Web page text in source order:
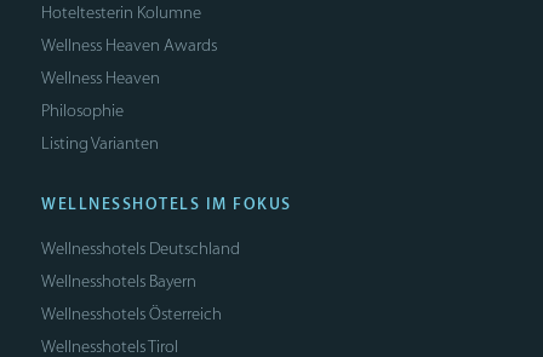
Hoteltesterin Kolumne
Wellness Heaven Awards
Wellness Heaven
Philosophie
Listing Varianten
WELLNESSHOTELS IM FOKUS
Wellnesshotels Deutschland
Wellnesshotels Bayern
Wellnesshotels Österreich
Wellnesshotels Tirol